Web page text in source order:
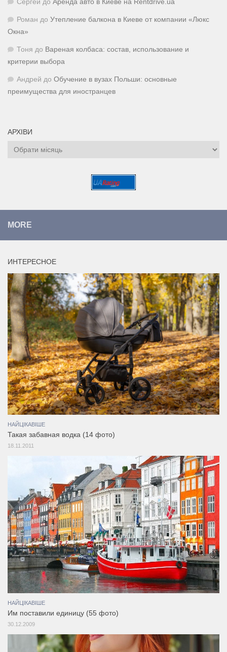
Сергей до Аренда авто в Киеве на Rentdrive.ua
Роман до Утепление балкона в Киеве от компании «Люкс
Окна»
Тоня до Вареная колбаса: состав, использование и
критерии выбора
Андрей до Обучение в вузах Польши: основные
преимущества для иностранцев
АРХІВИ
Архіви
MORE
ИНТЕРЕСНОЕ
НАЙЦІКАВІШЕ
Такая забавная водка (14 фото)
18.11.2011
НАЙЦІКАВІШЕ
Им поставили единицу (55 фото)
30.12.2009